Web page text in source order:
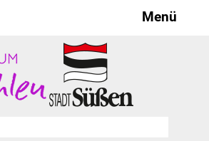
Menü
Stadt & Politik
Bürgermeister